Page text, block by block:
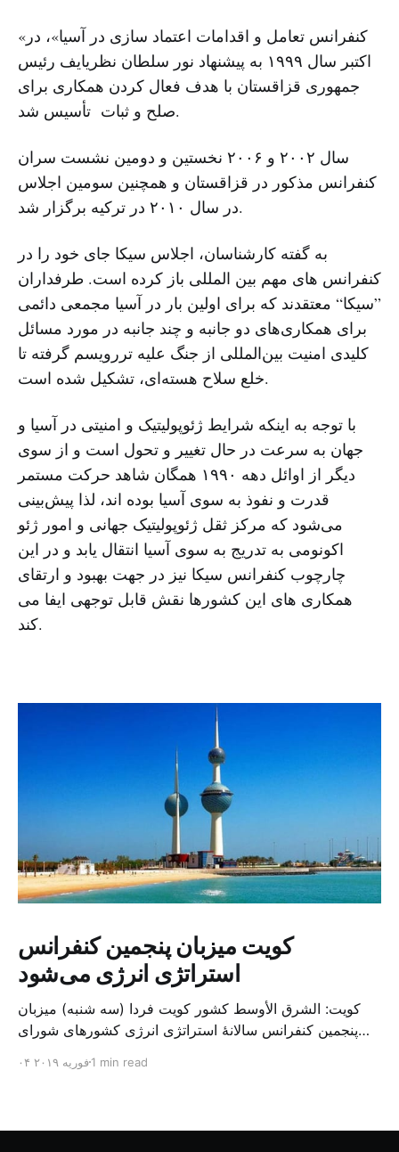
«کنفرانس تعامل و اقدامات اعتماد سازی در آسیا»، در
اکتبر سال ۱۹۹۹ به پیشنهاد نور سلطان نظریایف رئیس
جمهوری قزاقستان با هدف فعال کردن همکاری برای
صلح و ثبات تأسیس شد.
سال ۲۰۰۲ و ۲۰۰۶ نخستین و دومین نشست سران
کنفرانس مذکور در قزاقستان و همچنین سومین اجلاس
در سال ۲۰۱۰ در ترکیه برگزار شد.
به گفته کارشناسان، اجلاس سیکا جای خود را در
کنفرانس های مهم بین المللی باز کرده است. طرفداران
”سیکا“ معتقدند که برای اولین بار در آسیا مجمعی دائمی
برای همکاری‌های دو جانبه و چند جانبه در مورد مسائل
کلیدی امنیت بین‌المللی از جنگ علیه تررویسم گرفته تا
خلع سلاح هسته‌ای، تشکیل شده است.
با توجه به اینکه شرایط ژئوپولیتیک و امنیتی در آسیا و
جهان به سرعت در حال تغییر و تحول است و از سوی
دیگر از اوائل دهه ۱۹۹۰ همگان شاهد حرکت مستمر
قدرت و نفوذ به سوی آسیا بوده اند، لذا پیش‌بینی
می‌شود که مرکز ثقل ژئوپولیتیک جهانی و امور ژئو
اکونومی به تدریج به سوی آسیا انتقال یابد و در این
چارچوب کنفرانس سیکا نیز در جهت بهبود و ارتقای
همکاری های این کشورها نقش قابل توجهی ایفا می
کند.
کویت میزبان پنجمین کنفرانس
استراتژی انرژی می‌شود
کویت: الشرق الأوسط کشور کویت فردا (سه شنبه) میزبان
پنجمین کنفرانس سالانهٔ استراتژی انرژی کشورهای شورای
متخصص از شرکت‌های جهانی نفت و گاز در این کنفرانس
۰۴ فوریه ۲۰۱۹1 min read